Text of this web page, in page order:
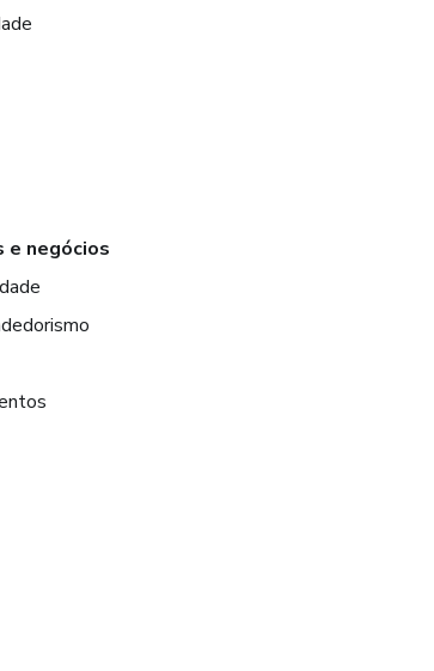
e negócios